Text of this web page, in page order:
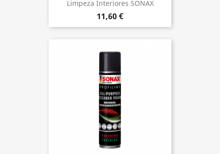
Limpeza Interiores SONAX
11,60 €